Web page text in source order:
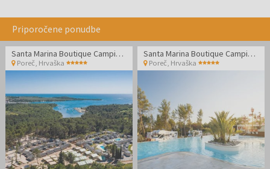
Priporočene ponudbe
Santa Marina Boutique Camping - Premium glamping
Poreč Hrvaška
Santa Marina Boutique Camping - Družinski oddih v Poreču
Poreč Hrvaška